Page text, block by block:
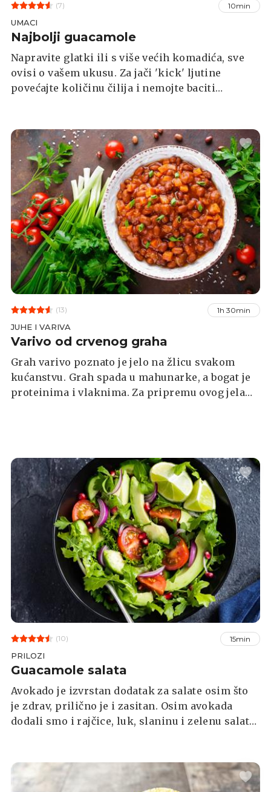
(7) 10min
UMACI
Najbolji guacamole
Napravite glatki ili s više većih komadića, sve
ovisi o vašem ukusu. Za jači 'kick' ljutine
povećajte količinu čilija i nemojte baciti
(13) 1h 30min
JUHE I VARIVA
Varivo od crvenog graha
Grah varivo poznato je jelo na žlicu svakom
kućanstvu. Grah spada u mahunarke, a bogat je
proteinima i vlaknima. Za pripremu ovog jela
(10) 15min
PRILOZI
Guacamole salata
Avokado je izvrstan dodatak za salate osim što
je zdrav, prilično je i zasitan. Osim avokada
dodali smo i rajčice, luk, slaninu i zelenu salatu,